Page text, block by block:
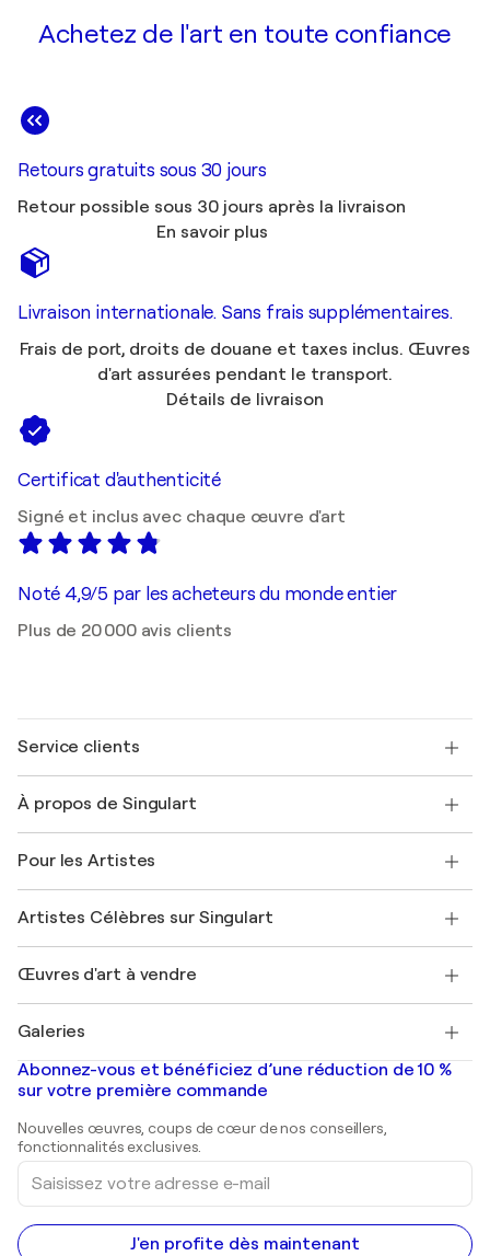
Achetez de l'art en toute confiance
Retours gratuits sous 30 jours
Retour possible sous 30 jours après la livraison
En savoir plus
Livraison internationale. Sans frais supplémentaires.
Frais de port, droits de douane et taxes inclus. Œuvres
d'art assurées pendant le transport.
Détails de livraison
Certificat d'authenticité
Signé et inclus avec chaque œuvre d'art
Noté 4,9/5 par les acheteurs du monde entier
Plus de 20 000 avis clients
Service clients
Expédition
Offrir une carte cadeau
Rejoignez notre programme commercial
Mon compte
+33 1 76 44 06 42
À propos de Singulart
FAQ
Magazine Singulart
Emplois
Découvrez une sélection d'art original
Pour les Artistes
Se connecter en tant qu'Artiste
Artistes Célèbres sur Singulart
Marc Chagall
Banksy
Mr. Brainwash
Shepard Fairey
Œuvres d'art à vendre
Tableaux abstraits à vendre
Peintures de paysage
Estampes
Peintures acryliques
Galeries
Galeries d'art en France
Galeries d'art en Belgique
Abonnez-vous et bénéficiez d’une réduction de 10 %
sur votre première commande
Nouvelles œuvres, coups de cœur de nos conseillers,
fonctionnalités exclusives.
Saisissez
votre
adresse
e-
mail
J'en profite dès maintenant